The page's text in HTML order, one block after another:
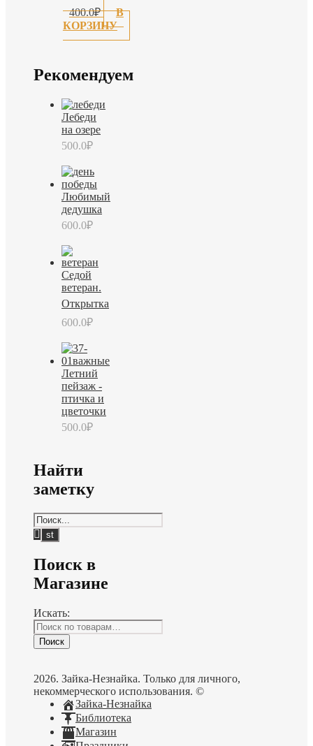
400.0₽
В
КОРЗИНУ
Рекомендуем
Лебеди
на озере
500.0₽
Любимый
дедушка
600.0₽
Седой
ветеран.
Открытка
600.0₽
Летний
пейзаж -
птичка и
цветочки
500.0₽
Найти
заметку
Поиск в
Магазине
Искать:
Поиск
2026. Зайка-Незнайка. Только для личного,
некоммерческого использования. ©
Зайка-Незнайка
Библиотека
Магазин